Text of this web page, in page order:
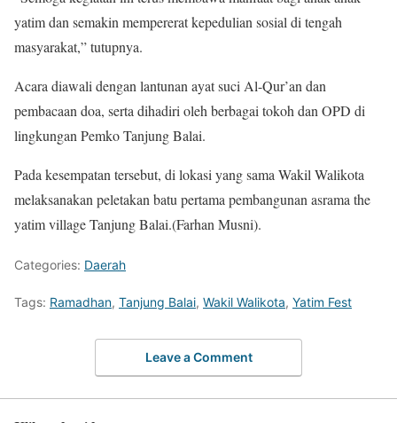
yatim dan semakin mempererat kepedulian sosial di tengah
masyarakat,” tutupnya.
Acara diawali dengan lantunan ayat suci Al-Qur’an dan
pembacaan doa, serta dihadiri oleh berbagai tokoh dan OPD di
lingkungan Pemko Tanjung Balai.
Pada kesempatan tersebut, di lokasi yang sama Wakil Walikota
melaksanakan peletakan batu pertama pembangunan asrama the
yatim village Tanjung Balai.(Farhan Musni).
Categories: Daerah
Tags: Ramadhan, Tanjung Balai, Wakil Walikota, Yatim Fest
Leave a Comment